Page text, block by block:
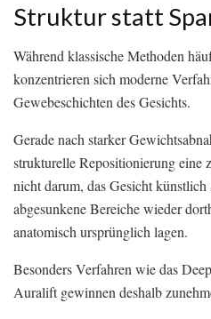
Struktur statt
Während klassische Methoden
konzentrieren sich moderne
Gewebeschichten des Gesichts.
Gerade nach starker
strukturelle Repositionierung eine
nicht darum, das Gesicht
abgesunkene Bereiche wieder
anatomisch ursprünglich lagen.
Besonders Verfahren wie das
Auralift gewinnen deshalb